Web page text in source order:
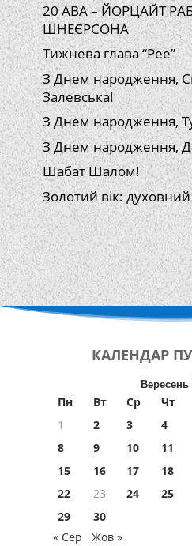
20 АВА – ЙОРЦАЙТ
ШНЕЄРСОНА
Тижнева глава “Рее”
З Днем народження,
Залевська!
З Днем народження,
З Днем народження,
Шабат Шалом!
Золотий вік:
КАЛЕНДАР
Вересень
Пн Вт Ср Чт
1
2 3 4
8
9 10 11
15
16 17 18
22
23 24 25
29
30
« Сер
Жов »